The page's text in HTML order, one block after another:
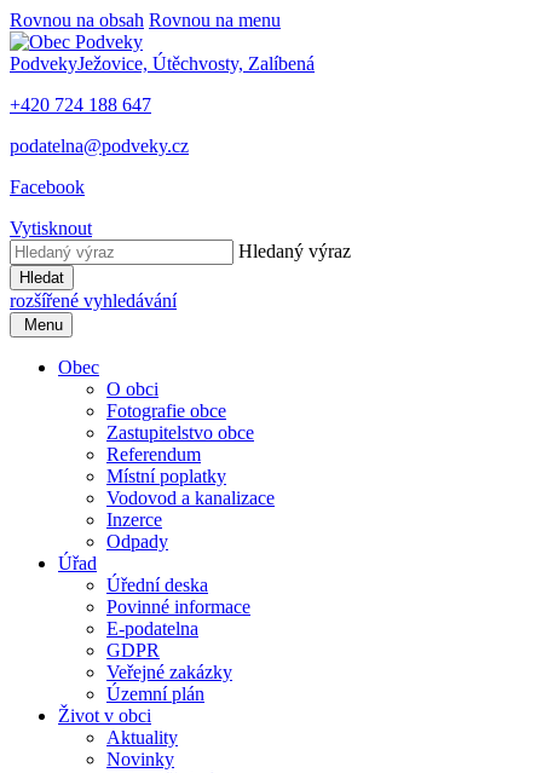
Rovnou na obsah Rovnou na menu
PodvekyJežovice, Útěchvosty, Zalíbená
+420 724 188 647
podatelna@podveky.cz
Facebook
Vytisknout
Hledaný výraz
Hledat
rozšířené vyhledávání
Menu
Obec
O obci
Fotografie obce
Zastupitelstvo obce
Referendum
Místní poplatky
Vodovod a kanalizace
Inzerce
Odpady
Úřad
Úřední deska
Povinné informace
E-podatelna
GDPR
Veřejné zakázky
Územní plán
Život v obci
Aktuality
Novinky